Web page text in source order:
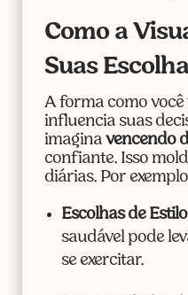
Como a
Suas
A forma como você
influencia suas
imagina vencendo
confiante. Isso
diárias. Por
Escolhas de
saudável pode
se exercitar.